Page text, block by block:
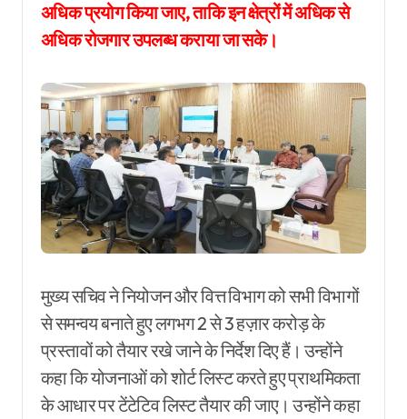
अधिक प्रयोग किया जाए, ताकि इन क्षेत्रों में अधिक से
अधिक रोजगार उपलब्ध कराया जा सके।
मुख्य सचिव ने नियोजन और वित्त विभाग को सभी विभागों
से समन्वय बनाते हुए लगभग 2 से 3 हज़ार करोड़ के
प्रस्तावों को तैयार रखे जाने के निर्देश दिए हैं। उन्होंने
कहा कि योजनाओं को शोर्ट लिस्ट करते हुए प्राथमिकता
के आधार पर टेंटेटिव लिस्ट तैयार की जाए। उन्होंने कहा